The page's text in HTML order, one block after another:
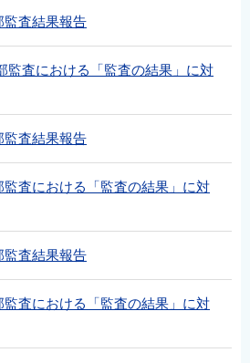
監査結果報告
監査における「監査の結果」に対
監査結果報告
査における「監査の結果」に対
監査結果報告
査における「監査の結果」に対